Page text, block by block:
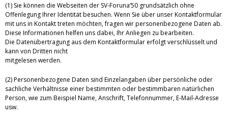
(1) Sie können die Webseiten der SV-Foruna’50 grundsätzlich ohne
Offenlegung Ihrer Identität besuchen. Wenn Sie über unser Kontaktformular
mit uns in Kontakt treten möchten, fragen wir personenbezogene Daten ab.
Diese Informationen helfen uns dabei, Ihr Anliegen zu bearbeiten.
Die Datenübertragung aus dem Kontaktformular erfolgt verschlüsselt und
kann von Dritten nicht
mitgelesen werden.
(2) Personenbezogene Daten sind Einzelangaben über persönliche oder
sachliche Verhältnisse einer bestimmten oder bestimmbaren natürlichen
Person, wie zum Beispiel Name, Anschrift, Telefonnummer, E-Mail-Adresse
usw.